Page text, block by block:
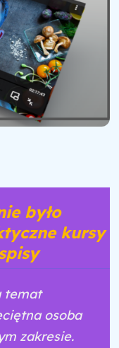
było
kursy
temat
osoba
zakresie.